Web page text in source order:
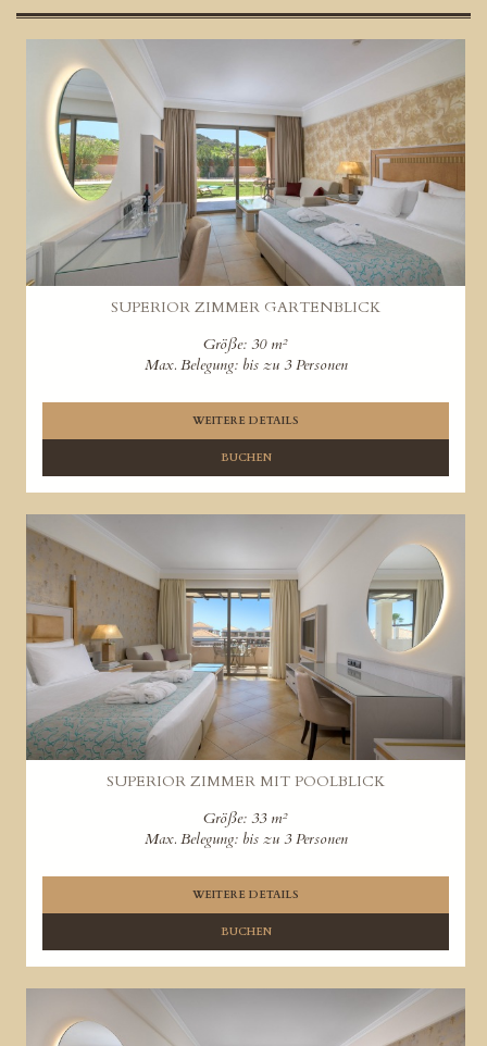
SUPERIOR ZIMMER GARTENBLICK
Größe: 30 m²
Max. Belegung: bis zu 3 Personen
WEITERE DETAILS
BUCHEN
SUPERIOR ZIMMER MIT POOLBLICK
Größe: 33 m²
Max. Belegung: bis zu 3 Personen
WEITERE DETAILS
BUCHEN